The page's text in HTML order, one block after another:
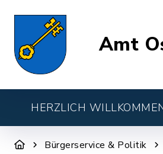
Amt
HERZLICH
Bürgerservice & Politik